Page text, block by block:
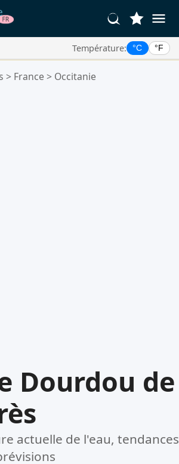
Température: °C °F
> France > Occitanie
Dourdou de
actuelle de l'eau, tendances